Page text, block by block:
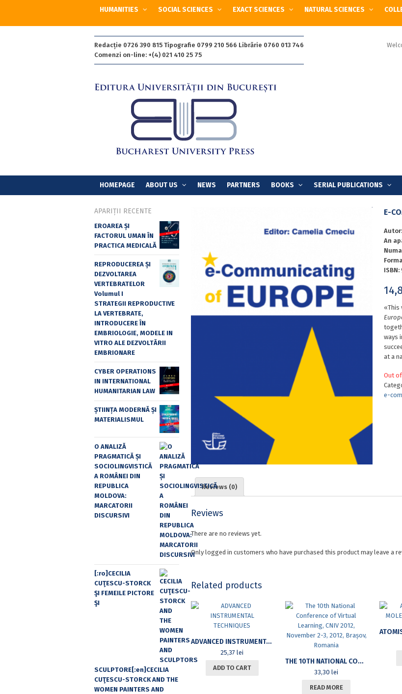
HUMANITIES SOCIAL SCIENCES EXACT SCIENCES NATURAL SCIENCES
Redacție 0726 390 815 Tipografie 0799 210 566 Librărie 0760 013 746
Comenzi on-line: +(4) 021 410 25 75
HOMEPAGE ABOUT US NEWS PARTNERS BOOKS SERIAL PUBLICATIONS
E-
Autor:
An
ISBN:
«This
ways
at a
Out
e-
Reviews (0)
Reviews
There are no reviews yet.
Only logged in customers who have purchased this product may leave a
Related products
ADVANCED INSTRUMENTAL TECHNIQUES
25,37lei
ADD TO CART
THE 10TH NATIONAL CONFERENCE OF VIRTUAL LEARNING, CNIV 2012, NOVEMBER 2-3, 2012, BRAȘOV, ROMANIA
33,30lei
READ MORE
APARIȚII RECENTE
EROAREA ȘI
FACTORUL UMAN ÎN
PRACTICA MEDICALĂ
REPRODUCEREA ȘI
DEZVOLTAREA
VERTEBRATELOR
Volumul I
STRATEGII REPRODUCTIVE
LA VERTEBRATE,
INTRODUCERE ÎN
EMBRIOLOGIE, MODELE IN
VITRO ALE DEZVOLTĂRII
EMBRIONARE
CYBER OPERATIONS
IN INTERNATIONAL
HUMANITARIAN LAW
ȘTIINȚA MODERNĂ ȘI
MATERIALISMUL
O ANALIZĂ
PRAGMATICĂ ȘI
SOCIOLINGVISTICĂ
A ROMÂNEI DIN
REPUBLICA
MOLDOVA:
MARCATORII
DISCURSIVI
[:ro]CECILIA
CUŢESCU-STORCK
ŞI FEMEILE PICTORE
ŞI
SCULPTORE[:en]CECILIA
CUŢESCU-STORCK AND THE
WOMEN PAINTERS AND